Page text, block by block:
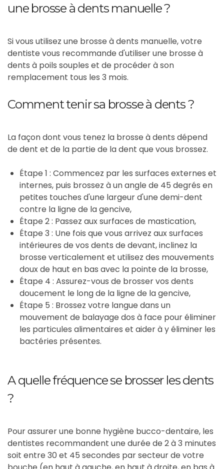
une brosse à dents manuelle ?
Si vous utilisez une brosse à dents manuelle, votre
dentiste vous recommande d'utiliser une brosse à
dents à poils souples et de procéder à son
remplacement tous les 3 mois.
Comment tenir sa brosse à dents ?
La façon dont vous tenez la brosse à dents dépend
de dent et de la partie de la dent que vous brossez.
Étape 1 : Commencez par les surfaces externes et
internes, puis brossez à un angle de 45 degrés en
petites touches d'une largeur d'une demi-dent
contre la ligne de la gencive,
Étape 2 : Passez aux surfaces de mastication,
Étape 3 : Une fois que vous arrivez aux surfaces
intérieures de vos dents de devant, inclinez la
brosse verticalement et utilisez des mouvements
doux de haut en bas avec la pointe de la brosse,
Étape 4 : Assurez-vous de brosser vos dents
doucement le long de la ligne de la gencive,
Étape 5 : Brossez votre langue dans un
mouvement de balayage dos à face pour éliminer
les particules alimentaires et aider à y éliminer les
bactéries présentes.
A quelle fréquence se brosser les dents
?
Pour assurer une bonne hygiène bucco-dentaire, les
dentistes recommandent une durée de 2 à 3 minutes
soit entre 30 et 45 secondes par secteur de votre